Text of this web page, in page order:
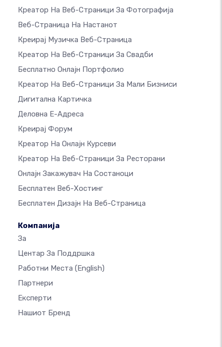
Креатор На Веб-Страници За Фотографија
Веб-Страница На Настанот
Креирај Музичка Веб-Страница
Креатор На Веб-Страници За Свадби
Бесплатно Онлајн Портфолио
Креатор На Веб-Страници За Мали Бизниси
Дигитална Картичка
Деловна Е-Адреса
Креирај Форум
Креатор На Онлајн Курсеви
Креатор На Веб-Страници За Ресторани
Онлајн Закажувач На Состаноци
Бесплатен Веб-Хостинг
Бесплатен Дизајн На Веб-Страница
Компанија
За
Центар За Поддршка
Работни Места (English)
Партнери
Експерти
Нашиот Бренд